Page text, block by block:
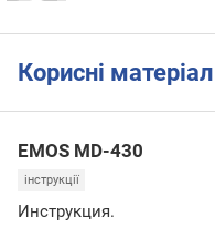
Корисні
EMOS MD-430
інструкції
Инструкция.